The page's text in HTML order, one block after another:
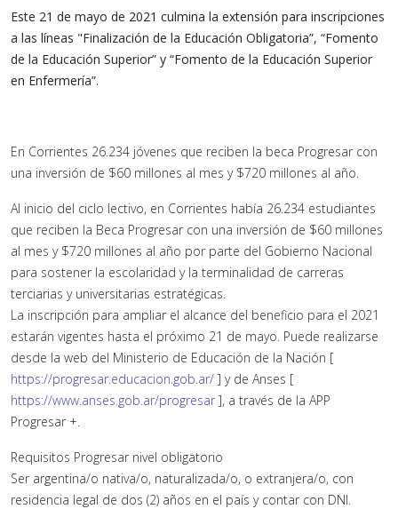
Este 21 de mayo de 2021 culmina la extensión para inscripciones
a las líneas "Finalización de la Educación Obligatoria”, “Fomento
de la Educación Superior” y “Fomento de la Educación Superior
en Enfermería”.
En Corrientes 26.234 jóvenes que reciben la beca Progresar con
una inversión de $60 millones al mes y $720 millones al año.
Al inicio del ciclo lectivo, en Corrientes había 26.234 estudiantes
que reciben la Beca Progresar con una inversión de $60 millones
al mes y $720 millones al año por parte del Gobierno Nacional
para sostener la escolaridad y la terminalidad de carreras
terciarias y universitarias estratégicas.
La inscripción para ampliar el alcance del beneficio para el 2021
estarán vigentes hasta el próximo 21 de mayo. Puede realizarse
desde la web del Ministerio de Educación de la Nación [
https://progresar.educacion.gob.ar/] y de Anses [
https://www.anses.gob.ar/progresar], a través de la APP
Progresar +.
Requisitos Progresar nivel obligatorio
Ser argentina/o nativa/o, naturalizada/o, o extranjera/o, con
residencia legal de dos (2) años en el país y contar con DNI.